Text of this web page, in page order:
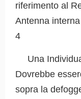
riferimento al
Antenna
4
Una
Dovrebbe
sopra la